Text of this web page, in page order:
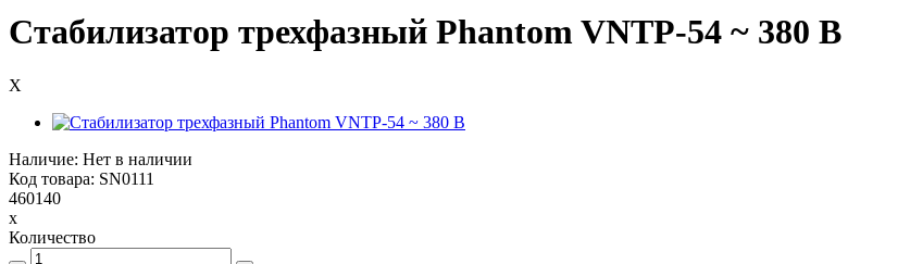
Стабилизатор трехфазный Phantom VNTP-54 ~ 380 В
X
Наличие: Нет в наличии
Код товара: SN0111
460140
x
Количество